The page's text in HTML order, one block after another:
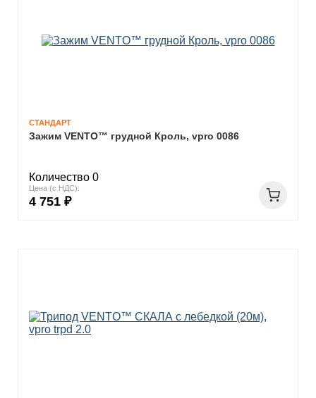
СТАНДАРТ
Зажим VENTO™ грудной Кроль, vpro 0086
Количество 0
Цена (с НДС):
4 751 ₽